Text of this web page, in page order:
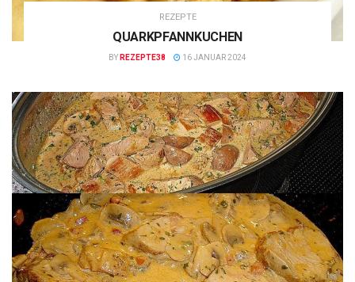
REZEPTE
QUARKPFANNKUCHEN
BY REZEPTE38 16 JANUAR 2024